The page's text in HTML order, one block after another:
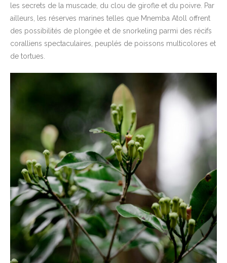
les secrets de la muscade, du clou de girofle et du poivre. Par
ailleurs, les réserves marines telles que Mnemba Atoll offrent
des possibilités de plongée et de snorkeling parmi des récifs
coralliens spectaculaires, peuplés de poissons multicolores et
de tortues.